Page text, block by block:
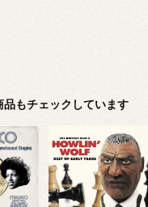
もチェックしています